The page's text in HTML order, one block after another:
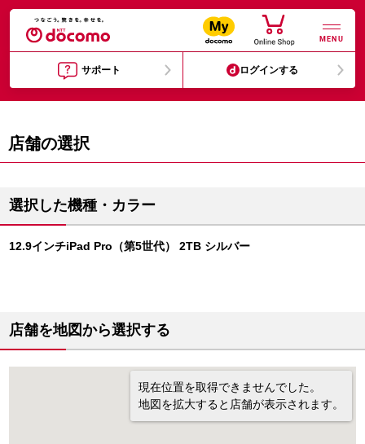
MENU
サポート ログインする
店舗の選択
選択した機種・カラー
12.9インチiPad Pro（第5世代） 2TB シルバー
店舗を地図から選択する
現在位置を取得できませんでした。
地図を拡大すると店舗が表示されます。